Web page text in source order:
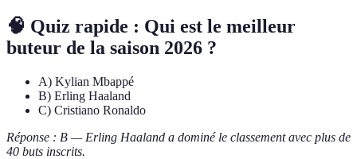
🧠 Quiz rapide : Qui est le meilleur
buteur de la saison 2026 ?
A) Kylian Mbappé
B) Erling Haaland
C) Cristiano Ronaldo
Réponse : B — Erling Haaland a dominé le classement avec plus de
40 buts inscrits.